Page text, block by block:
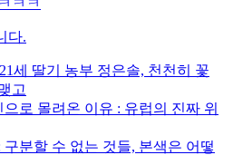
ㅋㅋ
다.
세 딸기 농부 정은솔, 천천히 꽃
고
로 몰려온 이유 : 유럽의 진짜 위
구분할 수 없는 것들, 본색은 어떻